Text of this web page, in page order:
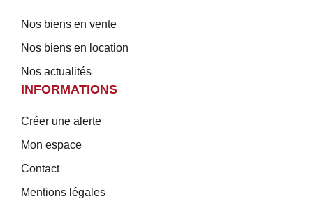
Nos biens en vente
Nos biens en location
Nos actualités
INFORMATIONS
Créer une alerte
Mon espace
Contact
Mentions légales